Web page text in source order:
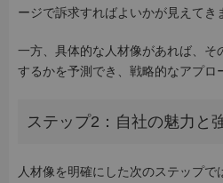
ージで訴求すればよいかが見えてき
一方、具体的な人材像があれば、そ
するかを予測でき、戦略的なアプロ
ステップ2：自社の魅力と
人材像を明確にした次のステップで